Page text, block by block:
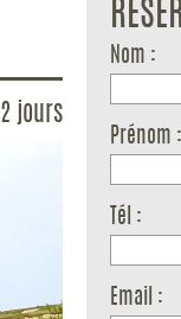
2 jours
Nom :
Prénom :
Tél :
Email :